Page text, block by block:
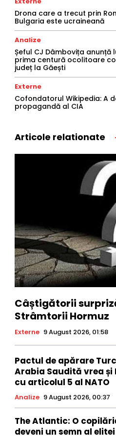
Drona care a trecut prin
Bulgaria este ucraineană
Analize
Șeful CJ Dâmbovița anunță
prima centură ocolitoare
județ la Găești
Externe
Cofondatorul Wikipedia: A
propagandă al CIA
Articole relationate
Câștigătorii
Strâmtorii Hormuz
Externe 9 August 2026, 01:58
Pactul de apărare
Arabia Saudită vrea și
cu articolul 5 al NATO
Analize 9 August 2026, 00:37
The Atlantic: O
deveni un semn al elitei